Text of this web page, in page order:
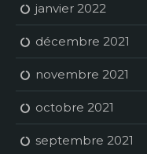
janvier 2022
décembre 2021
novembre 2021
octobre 2021
septembre 2021